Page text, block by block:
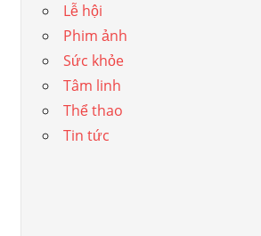
Lễ hội
Phim ảnh
Sức khỏe
Tâm linh
Thể thao
Tin tức